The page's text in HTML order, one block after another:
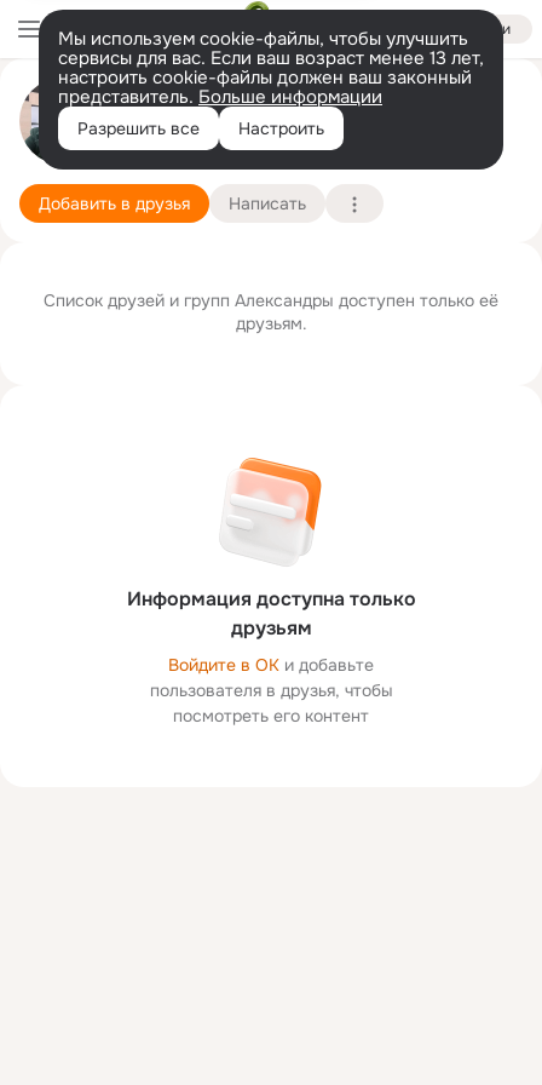
Войти
Мы используем cookie-файлы, чтобы улучшить
сервисы для вас. Если ваш возраст менее 13 лет,
настроить cookie-файлы должен ваш законный
представитель. Больше информации
Разрешить все Настроить
Александра Ан(Шовковая)
3 мая (99 лет)
Добавить в друзья Написать
Информация доступна только
друзьям
Войдите в ОК и добавьте
пользователя в друзья, чтобы
посмотреть его контент
Список друзей и групп Александры доступен только её
друзьям.